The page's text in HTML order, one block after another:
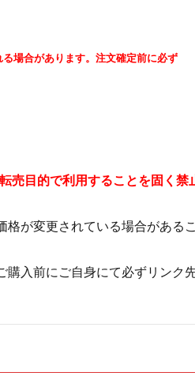
場合があります。注文確定前に必ず
売目的で利用することを固く禁
格が変更されている場合がある
入前にご自身にて必ずリンク